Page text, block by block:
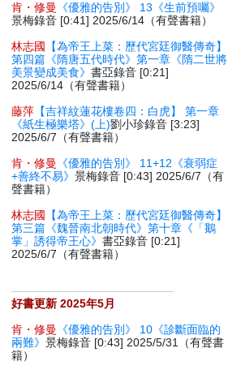
肯・修曼
《優雅的告別》 13《生前預囑》
景梅錄音 [0:41] 2025/6/14（有聲書籍）
林志國
【為帝王上菜：歷代宮廷御醫傳奇】
第四篇《隋唐五代時代》第一章《隋二世將
美景變成美食》書亞錄音 [0:21]
2025/6/14（有聲書籍）
藤萍 【吉祥紋蓮花樓卷四：白虎】 第一章
《紙生極樂塔》(上)劉小珍錄音 [3:23]
2025/6/7（有聲書籍）
肯・修曼
《優雅的告別》 11+12《衰弱症
+善終不易》景梅錄音 [0:43] 2025/6/7（有
聲書籍）
林志國
【為帝王上菜：歷代宮廷御醫傳奇】
第三篇《魏晉南北朝時代》第十章《「鵝
掌」誘得帝王心》書亞錄音 [0:21]
2025/6/7（有聲書籍）
好書更新 2025年5月
肯・修曼
《優雅的告別》 10《診斷面臨的
兩難》景梅錄音 [0:43] 2025/5/31（有聲書
籍）